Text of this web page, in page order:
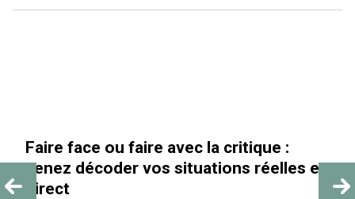
Faire face ou faire avec la critique :
venez décoder vos situations réelles en
direct